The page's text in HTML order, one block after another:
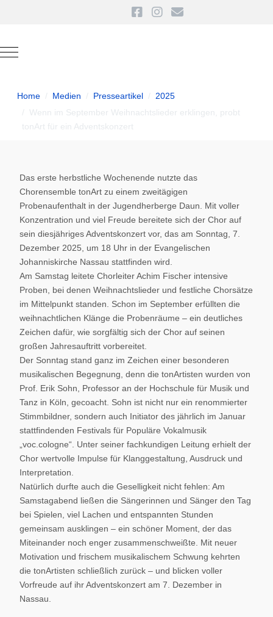
Mobile Menu Toggle
Home Medien Presseartikel
2025
Wenn im September Weihnachtslieder erklingen, probt
tonArt für ein Adventskonzert
Das erste herbstliche Wochenende nutzte das
Chorensemble tonArt zu einem zweitägigen
Probenaufenthalt in der Jugendherberge Daun. Mit voller
Konzentration und viel Freude bereitete sich der Chor auf
sein diesjähriges Adventskonzert vor, das am Sonntag, 7.
Dezember 2025, um 18 Uhr in der Evangelischen
Johanniskirche Nassau stattfinden wird.
Am Samstag leitete Chorleiter Achim Fischer intensive
Proben, bei denen Weihnachtslieder und festliche Chorsätze
im Mittelpunkt standen. Schon im September erfüllten die
weihnachtlichen Klänge die Probenräume – ein deutliches
Zeichen dafür, wie sorgfältig sich der Chor auf seinen
großen Jahresauftritt vorbereitet.
Der Sonntag stand ganz im Zeichen einer besonderen
musikalischen Begegnung, denn die tonArtisten wurden von
Prof. Erik Sohn, Professor an der Hochschule für Musik und
Tanz in Köln, gecoacht. Sohn ist nicht nur ein renommierter
Stimmbildner, sondern auch Initiator des jährlich im Januar
stattfindenden Festivals für Populäre Vokalmusik
„voc.cologne“. Unter seiner fachkundigen Leitung erhielt der
Chor wertvolle Impulse für Klanggestaltung, Ausdruck und
Interpretation.
Natürlich durfte auch die Geselligkeit nicht fehlen: Am
Samstagabend ließen die Sängerinnen und Sänger den Tag
bei Spielen, viel Lachen und entspannten Stunden
gemeinsam ausklingen – ein schöner Moment, der das
Miteinander noch enger zusammenschweißte. Mit neuer
Motivation und frischem musikalischem Schwung kehrten
die tonArtisten schließlich zurück – und blicken voller
Vorfreude auf ihr Adventskonzert am 7. Dezember in
Nassau.